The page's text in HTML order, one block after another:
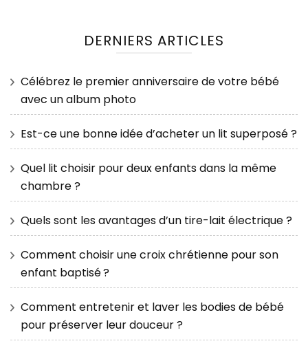
DERNIERS ARTICLES
Célébrez le premier anniversaire de votre bébé
avec un album photo
Est-ce une bonne idée d’acheter un lit superposé ?
Quel lit choisir pour deux enfants dans la même
chambre ?
Quels sont les avantages d’un tire-lait électrique ?
Comment choisir une croix chrétienne pour son
enfant baptisé ?
Comment entretenir et laver les bodies de bébé
pour préserver leur douceur ?